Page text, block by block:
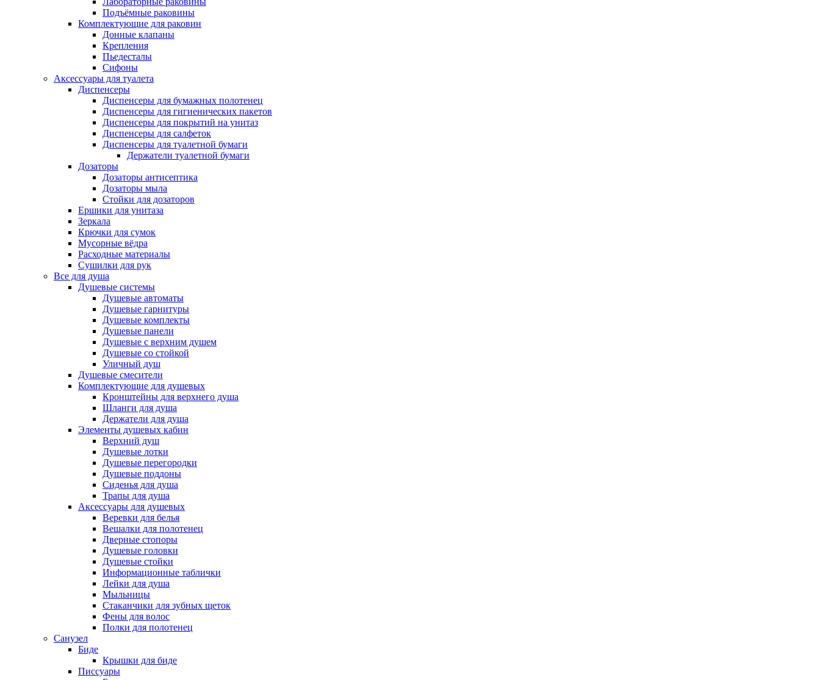
Подъёмные раковины
Комплектующие для раковин
Донные клапаны
Крепления
Пьедесталы
Сифоны
Аксессуары для туалета
Диспенсеры
Диспенсеры для бумажных полотенец
Диспенсеры для гигиенических пакетов
Диспенсеры для покрытий на унитаз
Диспенсеры для салфеток
Диспенсеры для туалетной бумаги
Держатели туалетной бумаги
Дозаторы
Дозаторы антисептика
Дозаторы мыла
Стойки для дозаторов
Ершики для унитаза
Зеркала
Крючки для сумок
Мусорные вёдра
Расходные материалы
Сушилки для рук
Все для душа
Душевые системы
Душевые автоматы
Душевые гарнитуры
Душевые комплекты
Душевые панели
Душевые с верхним душем
Душевые со стойкой
Уличный душ
Душевые смесители
Комплектующие для душевых
Кронштейны для верхнего душа
Шланги для душа
Держатели для душа
Элементы душевых кабин
Верхний душ
Душевые лотки
Душевые перегородки
Душевые поддоны
Сиденья для душа
Трапы для душа
Аксессуары для душевых
Веревки для белья
Вешалки для полотенец
Дверные стопоры
Душевые головки
Душевые стойки
Информационные таблички
Лейки для душа
Мыльницы
Стаканчики для зубных щеток
Фены для волос
Полки для полотенец
Санузел
Биде
Крышки для биде
Писсуары